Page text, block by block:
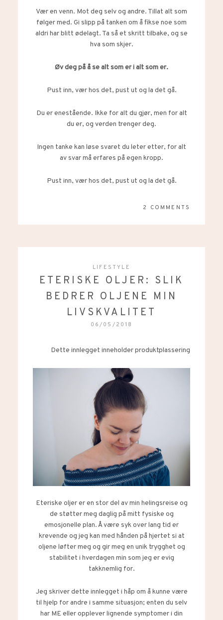
Vær en venn. Mot deg selv og andre. Tillat alt som
følger med. Gi slipp på tanken om å fikse noe som
aldri har blitt ødelagt. Ta så et skritt tilbake, og se
hva som skjer.
Øv deg på å se alt som er i alt som er.
Pust inn, vær hos det, pust ut og la det gå.
Du er enestående. Ikke for alt du gjør, men for alt
du er, og verden trenger deg.
Ingen tanke kan løse svaret du leter etter, for alt
av svar må erfares på egen kropp.
Pust inn, vær hos det, pust ut og la det gå.
2 COMMENTS
LIFESTYLE
ETERISKE OLJER: SLIK
BEDRER OLJENE MIN
LIVSKVALITET
06/05/2018
Dette innlegget inneholder produktplassering
Eteriske oljer er en stor del av min helingsreise og
de støtter meg daglig på mitt fysiske og
emosjonelle plan. Å være syk over lang tid er
krevende og jeg kan med hånden på hjertet si at
oljene løfter meg og gir meg en unik trygghet og
stabilitet i hverdagen min som jeg er evig
takknemlig for.
Jeg skriver dette innlegget i håp om å kunne være
til hjelp for andre i samme situasjon; enten du selv
har ME eller opplever lignende symptomer i din